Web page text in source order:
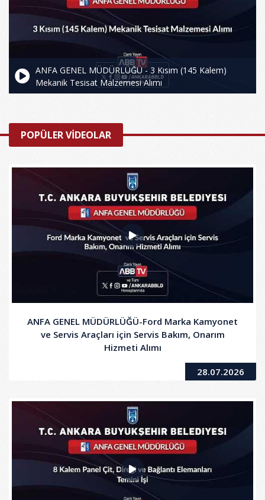
ANFA GENEL MÜDÜRLÜĞÜ - 3 Kısım (145 Kalem)
Mekanik Tesisat Malzemesi Alımı
POPÜLER VİDEOLAR
ANFA GENEL MÜDÜRLÜĞÜ-Ford Marka Kamyonet
ve Servis Araçları için Servis Bakım, Onarım
Hizmeti Alımı
28.07.2026